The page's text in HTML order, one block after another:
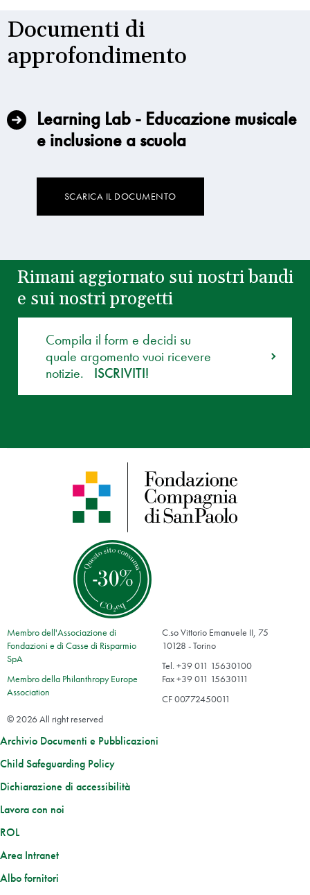
Documenti di
approfondimento
Learning Lab - Educazione musicale
e inclusione a scuola
SCARICA IL DOCUMENTO
Rimani aggiornato sui nostri bandi
e sui nostri progetti
Compila il form e decidi su
quale argomento vuoi ricevere
notizie.
ISCRIVITI!
Membro dell'Associazione di
Fondazioni e di Casse di Risparmio
SpA
Membro della Philanthropy Europe
Association
C.so Vittorio Emanuele II, 75
10128 - Torino
Tel. +39 011 15630100
Fax +39 011 15630111
CF 00772450011
© 2026 All right reserved
Archivio Documenti e Pubblicazioni
Child Safeguarding Policy
Dichiarazione di accessibilità
Lavora con noi
ROL
Area Intranet
Albo fornitori